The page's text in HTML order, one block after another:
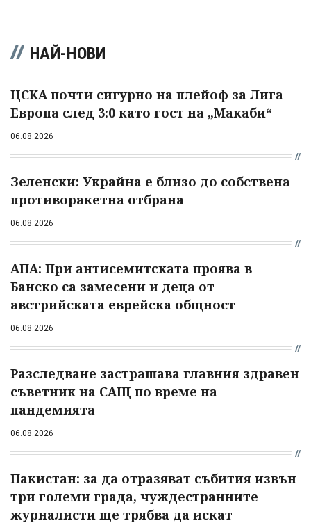
НАЙ-НОВИ
ЦСКА почти сигурно на плейоф за Лига
Европа след 3:0 като гост на „Макаби“
06.08.2026
Зеленски: Украйна е близо до собствена
противоракетна отбрана
06.08.2026
АПА: При антисемитската проява в
Банско са замесени и деца от
австрийската еврейска общност
06.08.2026
Разследване застрашава главния здравен
съветник на САЩ по време на
пандемията
06.08.2026
Пакистан: за да отразяват събития извън
три големи града, чуждестранните
журналисти ще трябва да искат